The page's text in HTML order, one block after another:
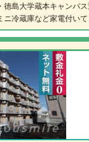
徳島大学蔵本キャンパ
ニ冷蔵庫など家電付いて